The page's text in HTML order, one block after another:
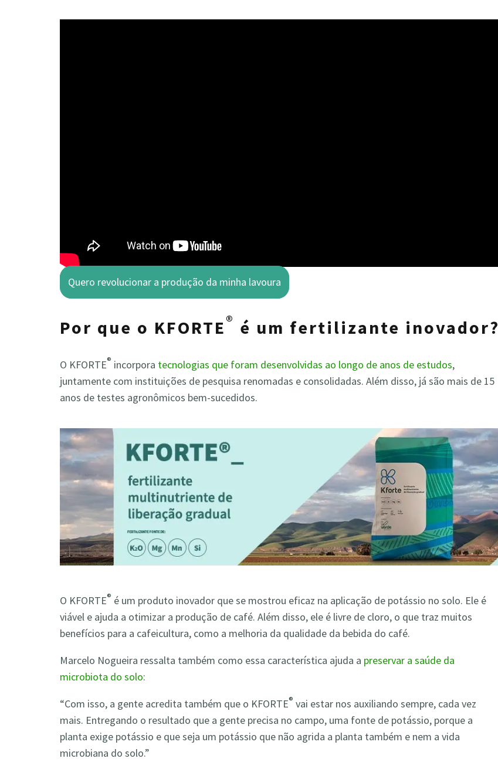
Quero revolucionar a produção da minha lavoura
Por que o KFORTE® é um fertilizante inovador?
O KFORTE® incorpora tecnologias que foram desenvolvidas ao longo de anos de estudos,
juntamente com instituições de pesquisa renomadas e consolidadas. Além disso, já são mais de 15
anos de testes agronômicos bem-sucedidos.
O KFORTE® é um produto inovador que se mostrou eficaz na aplicação de potássio no solo. Ele é
viável e ajuda a otimizar a produção de café. Além disso, ele é livre de cloro, o que traz muitos
benefícios para a cafeicultura, como a melhoria da qualidade da bebida do café.
Marcelo Nogueira ressalta também como essa característica ajuda a preservar a saúde da
microbiota do solo:
“Com isso, a gente acredita também que o KFORTE® vai estar nos auxiliando sempre, cada vez
mais. Entregando o resultado que a gente precisa no campo, uma fonte de potássio, porque a
planta exige potássio e que seja um potássio que não agrida a planta também e nem a vida
microbiana do solo.”